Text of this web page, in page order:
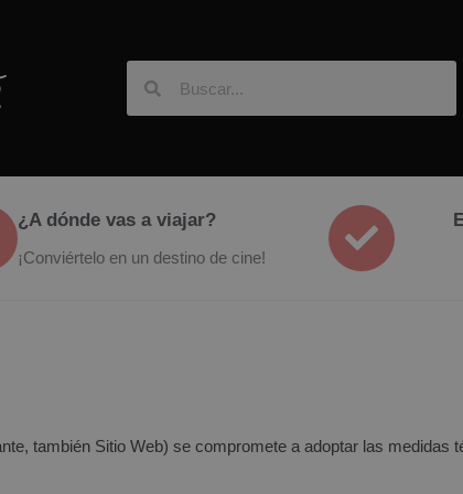
¿A dónde vas a viajar?
¡Conviértelo en un destino de cine!
también Sitio Web) se compromete a adoptar las medidas